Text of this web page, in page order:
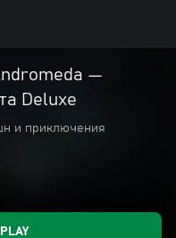
—
Deluxe
и приключения